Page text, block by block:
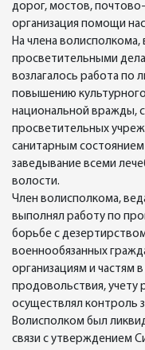
дорог, мостов,
организация помощи
На члена
просветительными
возлагалось работа по
повышению
национальной вражды,
просветительных
санитарным
заведывание всеми
волости.
Член волисполкома,
выполнял работу по
борьбе с
военнообязанных
организациям и частям
продовольствия, учету
осуществлял контроль
Волисполком был
связи с утверждением